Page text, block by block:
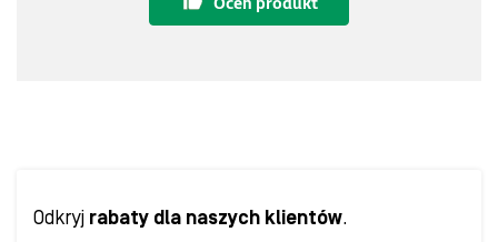
Odkryj rabaty dla naszych klientów.